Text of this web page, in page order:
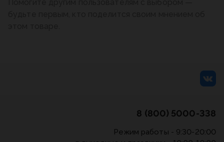
8 (800) 5000-338
Режим работы - 9:30-20:00